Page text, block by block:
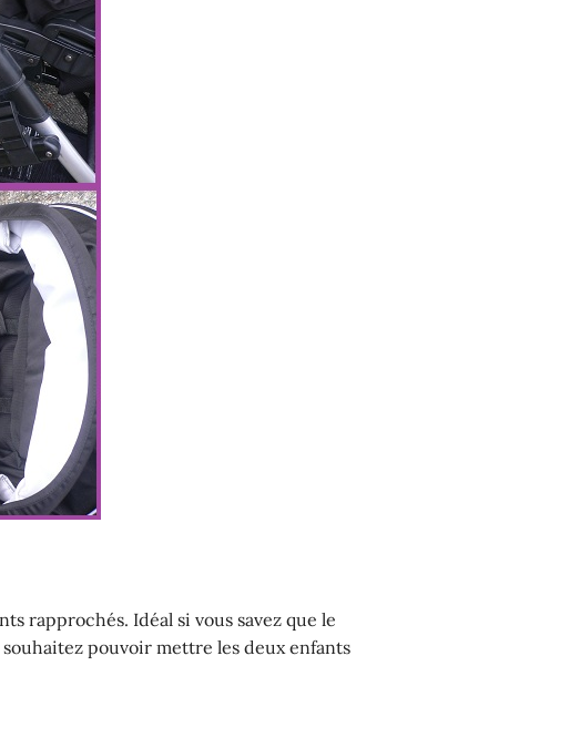
rapprochés. Idéal si vous savez que le
pouvoir mettre les deux enfants